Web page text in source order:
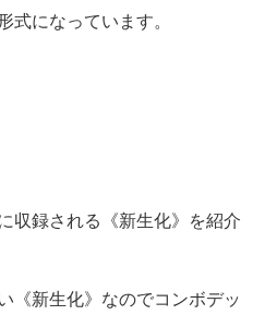
式になっています。
収録される《新生化》を紹介
《新生化》なのでコンボデッ